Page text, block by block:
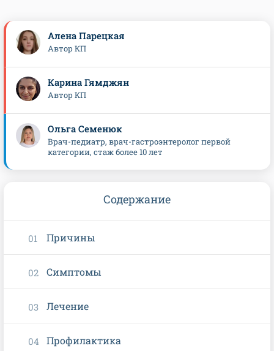
Алена Парецкая
Автор КП
Карина Гямджян
Автор КП
Ольга Семенюк
Врач-педиатр, врач-гастроэнтеролог первой
категории, стаж более 10 лет
Содержание
Причины
Симптомы
Лечение
Профилактика